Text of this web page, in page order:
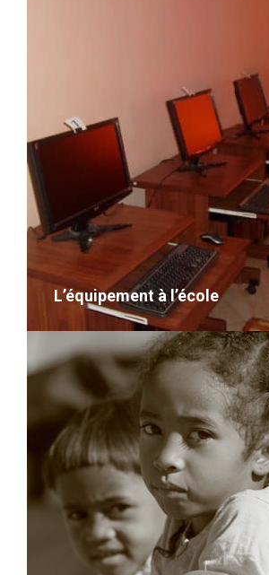
Concert pour l’association
VOIR LE DÉTAIL
L’équipement à l’école